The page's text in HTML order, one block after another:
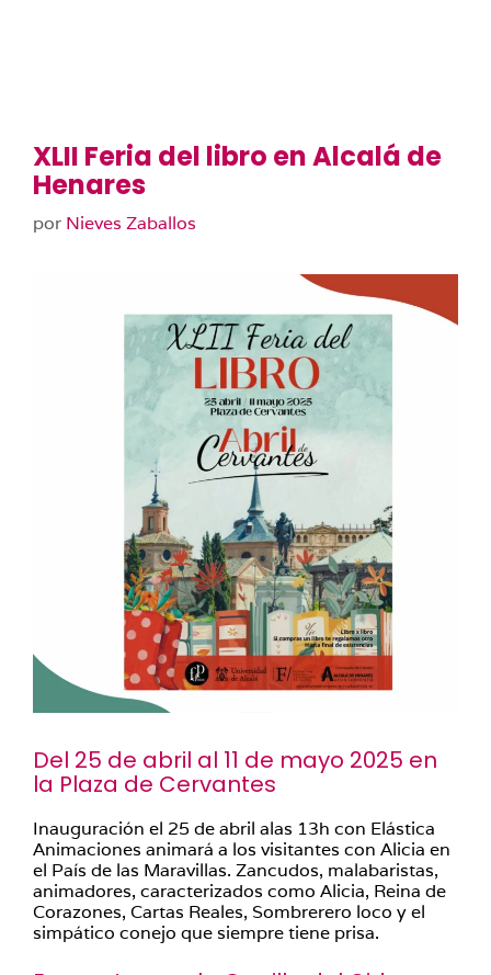
XLII Feria del libro en Alcalá de
Henares
por Nieves Zaballos
Del 25 de abril al 11 de mayo 2025 en
la Plaza de Cervantes
Inauguración el 25 de abril alas 13h con Elástica
Animaciones animará a los visitantes con Alicia en
el País de las Maravillas. Zancudos, malabaristas,
animadores, caracterizados como Alicia, Reina de
Corazones, Cartas Reales, Sombrerero loco y el
simpático conejo que siempre tiene prisa.